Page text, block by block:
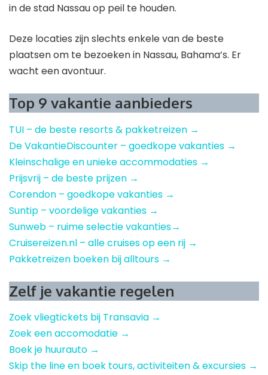
in de stad Nassau op peil te houden.
Deze locaties zijn slechts enkele van de beste
plaatsen om te bezoeken in Nassau, Bahama’s. Er
wacht een avontuur.
Top 9 vakantie aanbieders
TUI – de beste resorts & pakketreizen →
De VakantieDiscounter – goedkope vakanties →
Kleinschalige en unieke accommodaties →
Prijsvrij – de beste prijzen →
Corendon – goedkope vakanties →
Suntip – voordelige vakanties →
Sunweb – ruime selectie vakanties→
Cruisereizen.nl – alle cruises op een rij →
Pakketreizen boeken bij alltours →
Zelf je vakantie regelen
Zoek vliegtickets bij Transavia →
Zoek een accomodatie →
Boek je huurauto →
Skip the line en boek tours, activiteiten & excursies →